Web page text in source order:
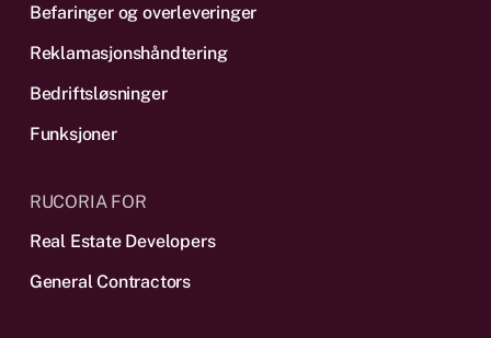
Befaringer og overleveringer
Reklamas­jonshåndtering
Bedriftsløsninger
Funksjoner
RUCORIA FOR
Real Estate Developers
General Contractors